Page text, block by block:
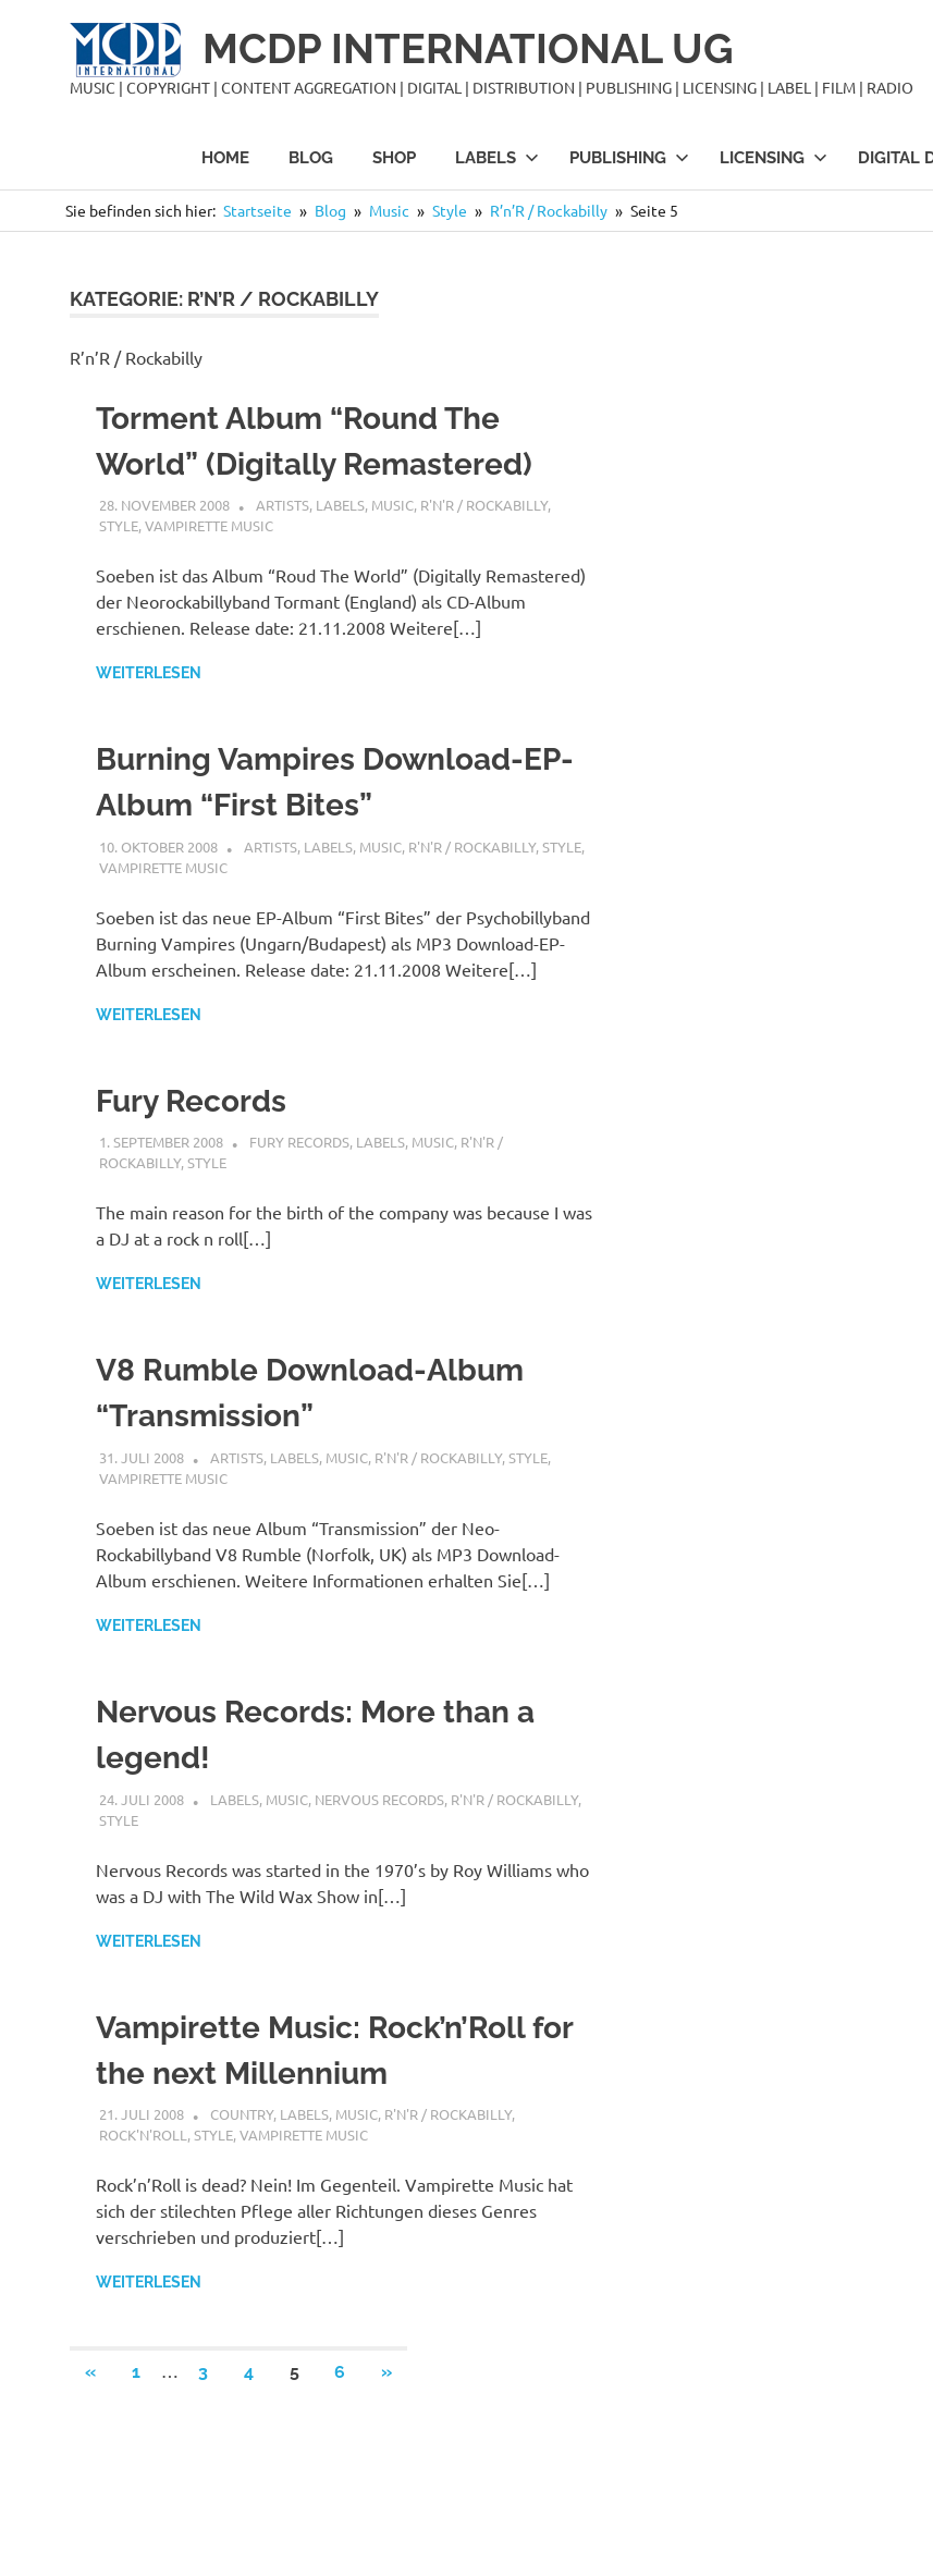
MCDP INTERNATIONAL UG
MUSIC | COPYRIGHT | CONTENT AGGREGATION | DIGITAL | DISTRIBUTION | PUBLISHING | LICENSING | LABEL | FILM | RADIO
HOME BLOG SHOP LABELS PUBLISHING LICENSING DIGITAL
Sie befinden sich hier: Startseite Blog Music Style R’n’R / Rockabilly Seite 5
KATEGORIE: R’N’R / ROCKABILLY
R’n’R / Rockabilly
Torment Album “Round The
World” (Digitally Remastered)
28. NOVEMBER 2008 STEFANBRAUN
ARTISTS, LABELS, MUSIC, R'N'R / ROCKABILLY,
STYLE,VAMPIRETTE MUSIC
Soeben ist das Album “Roud The World” (Digitally Remastered)
der Neorockabillyband Tormant (England) als CD-Album
erschienen. Release date: 21.11.2008 Weitere[…]
WEITERLESEN
Burning Vampires Download-EP-
Album “First Bites”
10. OKTOBER 2008 STEFANBRAUN
ARTISTS, LABELS, MUSIC, R'N'R / ROCKABILLY,STYLE,
VAMPIRETTE MUSIC
Soeben ist das neue EP-Album “First Bites” der Psychobillyband
Burning Vampires (Ungarn/Budapest) als MP3 Download-EP-
Album erscheinen. Release date: 21.11.2008 Weitere[…]
WEITERLESEN
Fury Records
1. SEPTEMBER 2008 STEFANBRAUN
FURY RECORDS, LABELS, MUSIC, R'N'R /
ROCKABILLY,STYLE
The main reason for the birth of the company was because I was
a DJ at a rock n roll[…]
WEITERLESEN
V8 Rumble Download-Album
“Transmission”
31. JULI 2008 STEFANBRAUN
ARTISTS, LABELS, MUSIC, R'N'R / ROCKABILLY,STYLE,
VAMPIRETTE MUSIC
Soeben ist das neue Album “Transmission” der Neo-
Rockabillyband V8 Rumble (Norfolk, UK) als MP3 Download-
Album erschienen. Weitere Informationen erhalten Sie[…]
WEITERLESEN
Nervous Records: More than a
legend!
24. JULI 2008 STEFANBRAUN
LABELS, MUSIC, NERVOUS RECORDS, R'N'R / ROCKABILLY,
STYLE
Nervous Records was started in the 1970’s by Roy Williams who
was a DJ with The Wild Wax Show in[…]
WEITERLESEN
Vampirette Music: Rock’n’Roll for
the next Millennium
21. JULI 2008 STEFANBRAUN
COUNTRY, LABELS, MUSIC, R'N'R / ROCKABILLY,
ROCK'N'ROLL ,STYLE,VAMPIRETTE MUSIC
Rock’n’Roll is dead? Nein! Im Gegenteil. Vampirette Music hat
sich der stilechten Pflege aller Richtungen dieses Genres
verschrieben und produziert[…]
WEITERLESEN
Seitennummerierung
«VORHERIGE
1 … 3 4 5 6
NÄCHSTE
»